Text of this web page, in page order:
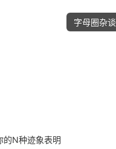
字母圈杂谈
的N种迹象表明